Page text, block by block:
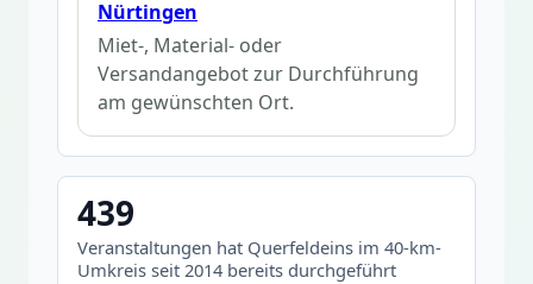
Nürtingen
Miet-, Material- oder
Versandangebot zur Durchführung
am gewünschten Ort.
439
Veranstaltungen hat Querfeldeins im 40-km-
Umkreis seit 2014 bereits durchgeführt